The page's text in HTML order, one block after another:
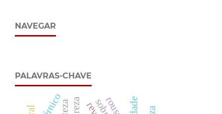
NAVEGAR
PALAVRAS-CHAVE